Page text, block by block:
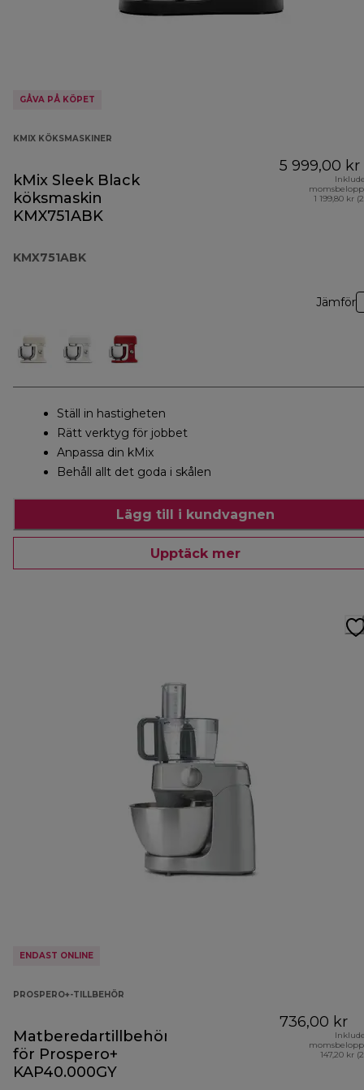
GÅVA PÅ KÖPET
KMIX KÖKSMASKINER
kMix Sleek Black
köksmaskin
KMX751ABK
KMX751ABK
5 999,00 kr
1 199,80 kr
Jämför
Ställ in hastigheten
Rätt verktyg för jobbet
Anpassa din kMix
Behåll allt det goda i skålen
Lägg till i kundvagnen
Upptäck mer
ENDAST ONLINE
PROSPERO+-TILLBEHÖR
Matberedartillbehör
för Prospero+
KAP40.000GY
736,00 kr
147,20 kr